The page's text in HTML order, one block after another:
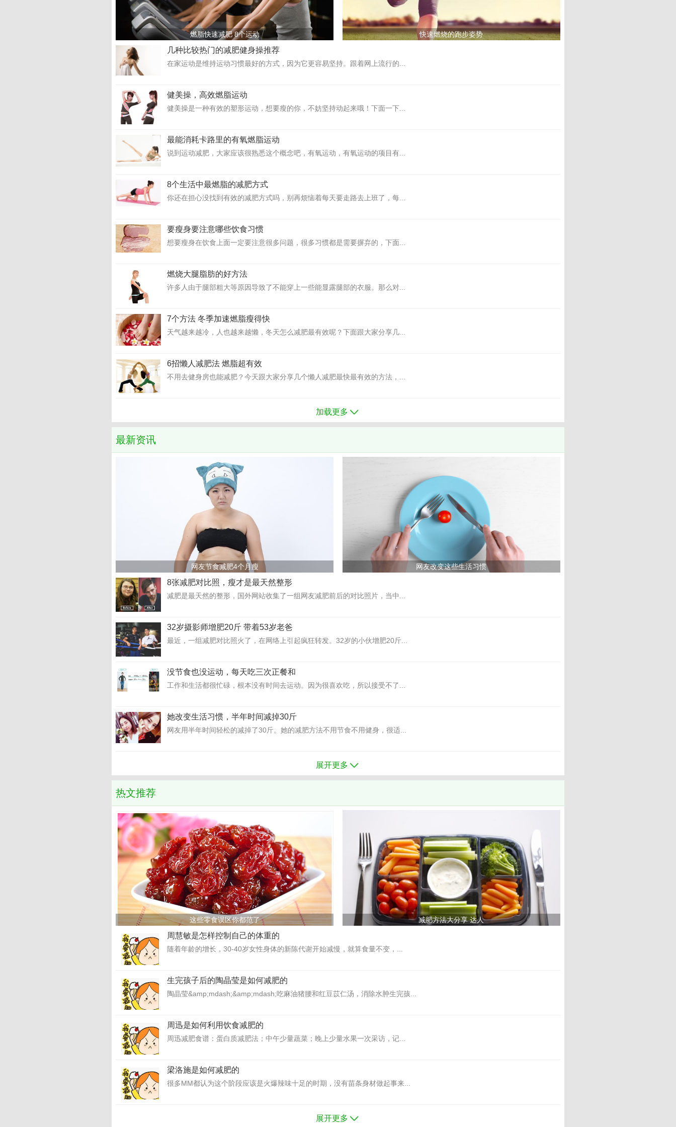
燃脂快速减肥 8个运动 快速燃烧的跑步姿势
几种比较热门的减肥健身操推荐
在家运动是维持运动习惯最好的方式，因为它更容易坚持。跟着网上流行的...
健美操，高效燃脂运动
健美操是一种有效的塑形运动，想要瘦的你，不妨坚持动起来哦！下面一下...
最能消耗卡路里的有氧燃脂运动
说到运动减肥，大家应该很熟悉这个概念吧，有氧运动，有氧运动的项目有...
8个生活中最燃脂的减肥方式
你还在担心没找到有效的减肥方式吗，别再烦恼着每天要走路去上班了，每...
要瘦身要注意哪些饮食习惯
想要瘦身在饮食上面一定要注意很多问题，很多习惯都是需要摒弃的，下面...
燃烧大腿脂肪的好方法
许多人由于腿部粗大等原因导致了不能穿上一些能显露腿部的衣服。那么对...
7个方法 冬季加速燃脂瘦得快
天气越来越冷，人也越来越懒，冬天怎么减肥最有效呢？下面跟大家分享几...
6招懒人减肥法 燃脂超有效
不用去健身房也能减肥？今天跟大家分享几个懒人减肥最快最有效的方法，...
加载更多
最新资讯
网友节食减肥4个月瘦 网友改变这些生活习惯
8张减肥对比照，瘦才是最天然整形
减肥是最天然的整形，国外网站收集了一组网友减肥前后的对比照片，当中...
32岁摄影师增肥20斤 带着53岁老爸
最近，一组减肥对比照火了，在网络上引起疯狂转发。32岁的小伙增肥20斤...
没节食也没运动，每天吃三次正餐和
工作和生活都很忙碌，根本没有时间去运动。因为很喜欢吃，所以接受不了...
她改变生活习惯，半年时间减掉30斤
网友用半年时间轻松的减掉了30斤。她的减肥方法不用节食不用健身，很适...
展开更多
热文推荐
这些零食误区你都范了 减肥方法大分享 达人
周慧敏是怎样控制自己的体重的
随着年龄的增长，30-40岁女性身体的新陈代谢开始减慢，就算食量不变，...
生完孩子后的陶晶莹是如何减肥的
陶晶莹&amp;mdash;&amp;mdash;吃麻油猪腰和红豆苡仁汤，消除水肿生完孩...
周迅是如何利用饮食减肥的
周迅减肥食谱：蛋白质减肥法；中午少量蔬菜；晚上少量水果一次采访，记...
梁洛施是如何减肥的
很多MM都认为这个阶段应该是火爆辣味十足的时期，没有苗条身材做起事来...
展开更多